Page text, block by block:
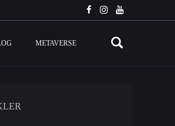
METAVERSE